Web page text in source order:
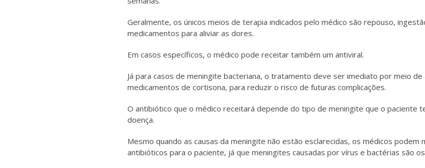
Geralmente, os únicos meios de terapia indicados pelo médico são repouso,
medicamentos para aliviar as dores.
Em casos específicos, o médico pode receitar também um antiviral.
Já para casos de meningite bacteriana, o tratamento deve ser imediato por meio
medicamentos de cortisona, para reduzir o risco de futuras complicações.
O antibiótico que o médico receitará depende do tipo de meningite que o paciente
doença.
Mesmo quando as causas da meningite não estão esclarecidas, os médicos podem
antibióticos para o paciente, já que meningites causadas por vírus e bactérias são